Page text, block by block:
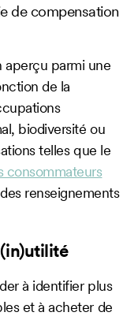
de compensation
aperçu parmi une
de la
biodiversité ou
telles que le
consommateurs
renseignements
à identifier plus
et à acheter de